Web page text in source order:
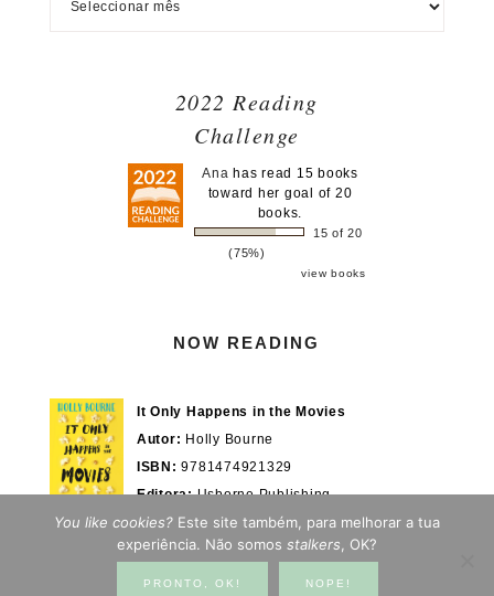
2022 Reading
Challenge
Ana has read 15 books
toward her goal of 20
books.
15 of 20
(75%)
view books
NOW READING
It Only Happens in the Movies
Autor: Holly Bourne
ISBN: 9781474921329
Editora:Usborne Publishing
Actualmente em:28/100%
You like cookies? Este site também, para melhorar a tua
experiência. Não somos stalkers , OK?
PRONTO, OK! NOPE!